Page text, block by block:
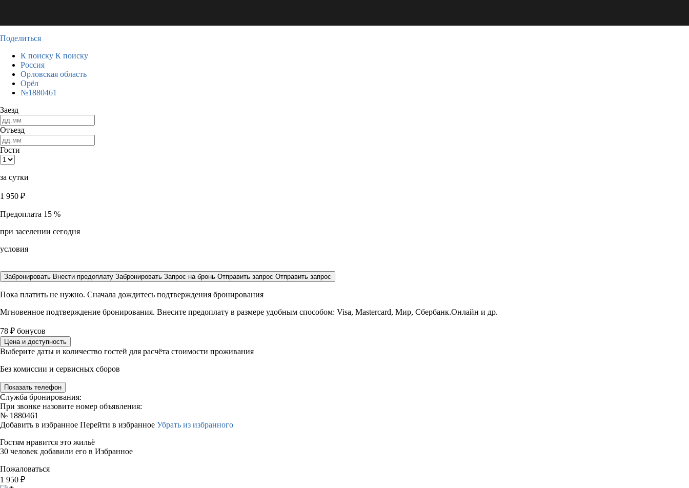
Поделиться
К поиску К поиску
Россия
Орловская область
Орёл
№1880461
Заезд
Отъезд
Гости
за сутки
1 950 ₽
Предоплата 15 %
при заселении сегодня
условия
Забронировать Внести предоплату Забронировать Запрос на бронь Отправить запрос Отправить запрос
Пока платить не нужно. Сначала дождитесь подтверждения бронирования
Мгновенное подтверждение бронирования. Внесите предоплату в размере удобным способом: Visa, Mastercard, Мир, Сбербанк.Онлайн и др.
78 ₽ бонусов
Цена и доступность
Выберите даты и количество гостей для расчёта стоимости проживания
Без комиссии и сервисных сборов
Показать телефон
Служба бронирования:
При звонке назовите номер объявления:
№ 1880461
Добавить в избранное Перейти в избранное Убрать из избранного
Гостям нравится это жильё
30 человек добавили его в Избранное
Пожаловаться
1 950 ₽